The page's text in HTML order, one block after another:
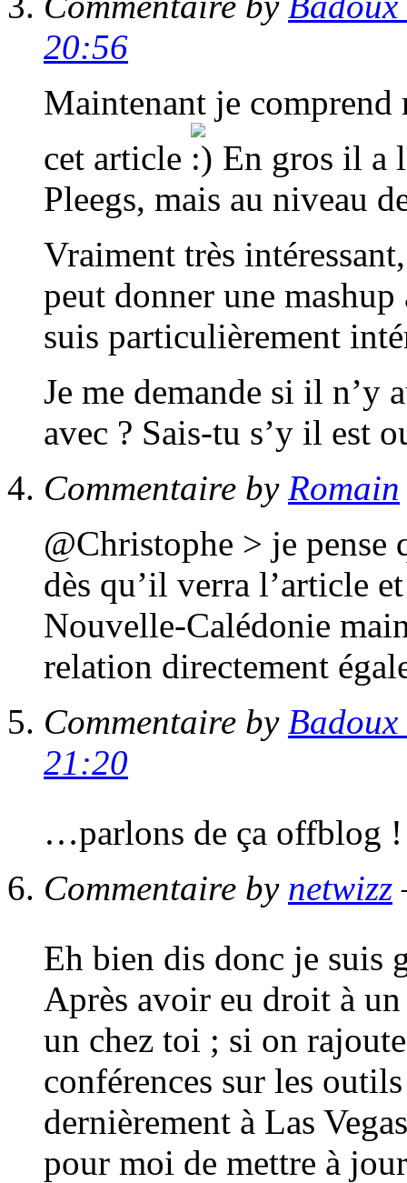
20:56
Maintenant je
cet article
En gros il a
Pleegs, mais au niveau
Vraiment très
peut donner une
suis particulièrement
Je me demande si il n’y
avec ? Sais-tu s’y il est
Commentaire by Romain
@Christophe > je pense
dès qu’il verra l’article
Nouvelle-Calédonie
relation directement
Commentaire by Badoux
21:20
…parlons de ça offblog
Commentaire by netwizz
Eh bien dis donc je suis
Après avoir eu droit à
un chez toi ; si on
conférences sur les
dernièrement à Las
pour moi de mettre à